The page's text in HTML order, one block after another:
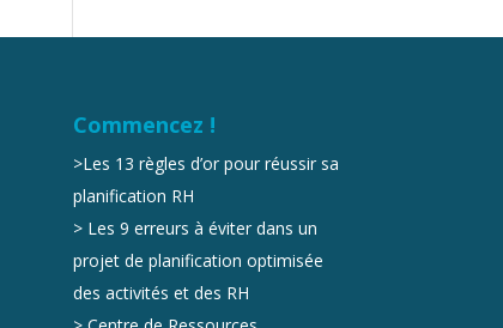
Commencez !
>Les 13 règles d’or pour réussir sa
planification RH
> Les 9 erreurs à éviter dans un
projet de planification optimisée
des activités et des RH